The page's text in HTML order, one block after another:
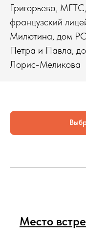
Григорьева,
французский
Милютина, дом
Петра и Павла,
Лорис-Меликова
Место